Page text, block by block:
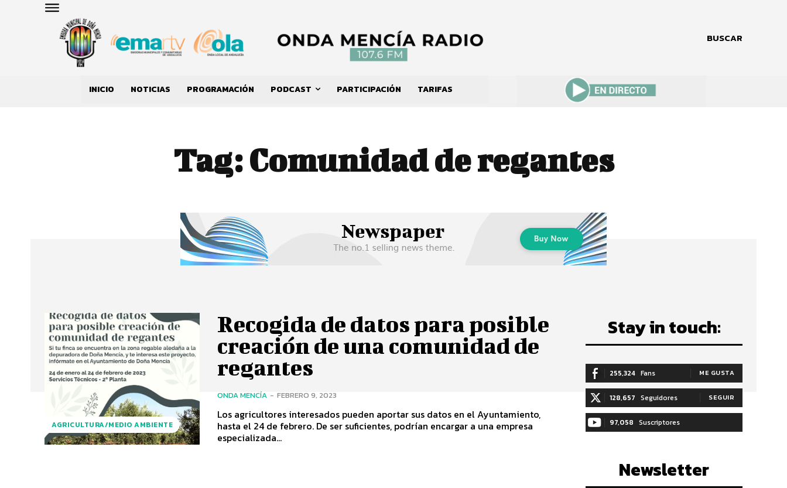
BUSCAR
INICIO NOTICIAS PROGRAMACIÓN PODCAST PARTICIPACIÓN TARIFAS
Tag:Comunidad de regantes
AGRICULTURA/MEDIO AMBIENTE
Recogida de datos para posible
creación de una comunidad de
regantes
ONDA MENCÍA - FEBRERO 9, 2023
Los agricultores interesados pueden aportar sus datos en el Ayuntamiento,
hasta el 24 de febrero. De ser suficientes, podrían encargar a una empresa
especializada...
Stay in touch:
255,324 Fans ME GUSTA
128,657 Seguidores SEGUIR
97,058 Suscriptores
Newsletter